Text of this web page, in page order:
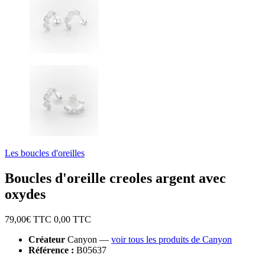
Les boucles d'oreilles
Boucles d'oreille creoles argent avec
oxydes
79,00€ TTC 0,00 TTC
Créateur Canyon — voir tous les produits de Canyon
Référence : B05637